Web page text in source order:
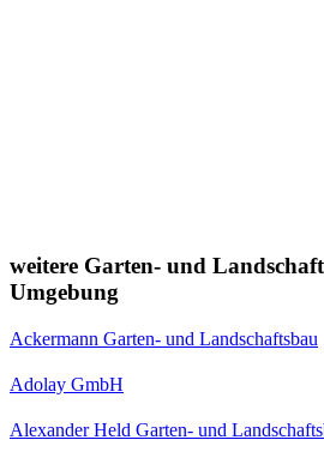
weitere Garten- und
Umgebung
Ackermann Garten- und Landschaftsbau
Adolay GmbH
Alexander Held Garten- und